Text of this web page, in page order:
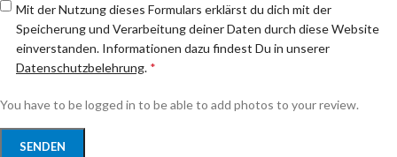
Mit der Nutzung dieses Formulars erklärst du dich mit der
Speicherung und Verarbeitung deiner Daten durch diese Website
einverstanden. Informationen dazu findest Du in unserer
Datenschutzbelehrung. *
You have to be logged in to be able to add photos to your review.